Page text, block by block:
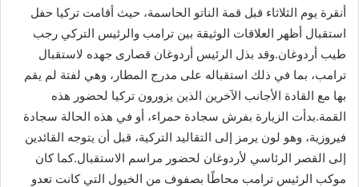
أنقرة يوم الثلاثاء قبل قمة الناتو الحاسمة، حيث أقامت تركيا حفل
استقبال أظهر العلاقات الوثيقة بين ترامب والرئيس التركي رجب
طيب أردوغان.وقد بذل الرئيس أردوغان قصارى جهده لاستقبال
ترامب، بما في ذلك استقباله على مدرج المطار، وهي لفتة لم يقم
بها مع القادة الأجانب الآخرين الذين يزورون تركيا لحضور هذه
القمة.بدأت الزيارة بفرش سجادة حمراء، أو في هذه الحالة سجادة
فيروزية، وهو لون يرمز إلى التقاليد التركية، قبل أن يتوجه القائدين
إلى القصر الرئاسي لأردوغان لحضور مراسم الاستقبال.كما كان
موكب الرئيس ترامب محاطًا بصفوف من الخيول التي كانت تعدو